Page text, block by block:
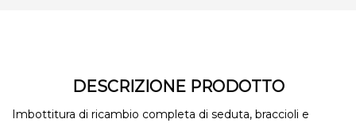
DESCRIZIONE PRODOTTO
Imbottitura di ricambio completa di seduta, braccioli e